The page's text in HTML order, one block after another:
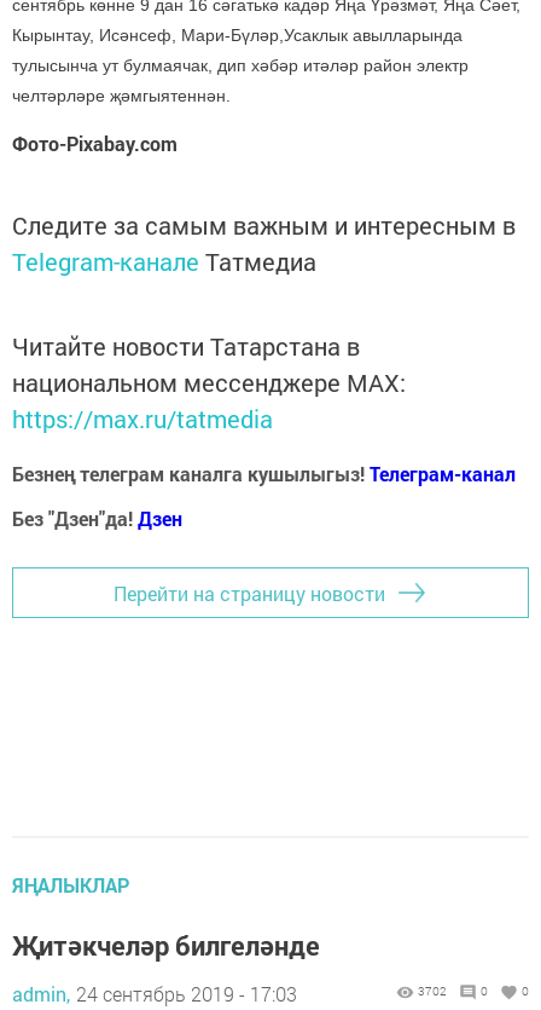
сентябрь көнне 9 дан 16 сәгатькә кадәр Яңа Үрәзмәт, Яңа Сәет,
Кырынтау, Исәнсеф, Мари-Бүләр,Усаклык авылларында
тулысынча ут булмаячак, дип хәбәр итәләр район электр
челтәрләре җәмгыятеннән.
Фото-Pixabay.com
Следите за самым важным и интересным в
Telegram-канале Татмедиа
Читайте новости Татарстана в
национальном мессенджере MАХ:
https://max.ru/tatmedia
Безнең телеграм каналга кушылыгыз!Телеграм-канал
Без "Дзен"да!Дзен
Перейти на страницу новости
ЯҢАЛЫКЛАР
Җитәкчеләр билгеләнде
admin, 24 сентябрь 2019 - 17:03 3702 0 0